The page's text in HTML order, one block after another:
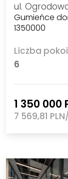
ul.
Gumieńce
1350000
Liczba pokoi
6
1 350 000
7 569,81